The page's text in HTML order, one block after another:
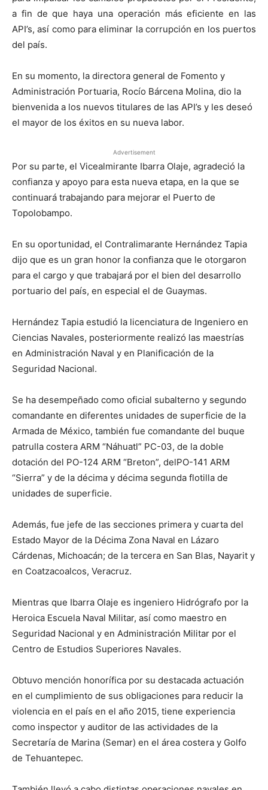
a fin de que haya una operación más eficiente en las
API’s, así como para eliminar la corrupción en los puertos
del país.
En su momento, la directora general de Fomento y
Administración Portuaria, Rocío Bárcena Molina, dio la
bienvenida a los nuevos titulares de las API’s y les deseó
el mayor de los éxitos en su nueva labor.
Advertisement
Por su parte, el Vicealmirante Ibarra Olaje, agradeció la
confianza y apoyo para esta nueva etapa, en la que se
continuará trabajando para mejorar el Puerto de
Topolobampo.
En su oportunidad, el Contralimarante Hernández Tapia
dijo que es un gran honor la confianza que le otorgaron
para el cargo y que trabajará por el bien del desarrollo
portuario del país, en especial el de Guaymas.
Hernández Tapia estudió la licenciatura de Ingeniero en
Ciencias Navales, posteriormente realizó las maestrías
en Administración Naval y en Planificación de la
Seguridad Nacional.
Se ha desempeñado como oficial subalterno y segundo
comandante en diferentes unidades de superficie de la
Armada de México, también fue comandante del buque
patrulla costera ARM “Náhuatl” PC-03, de la doble
dotación del PO-124 ARM “Breton”, delPO-141 ARM
“Sierra” y de la décima y décima segunda flotilla de
unidades de superficie.
Además, fue jefe de las secciones primera y cuarta del
Estado Mayor de la Décima Zona Naval en Lázaro
Cárdenas, Michoacán; de la tercera en San Blas, Nayarit y
en Coatzacoalcos, Veracruz.
Mientras que Ibarra Olaje es ingeniero Hidrógrafo por la
Heroica Escuela Naval Militar, así como maestro en
Seguridad Nacional y en Administración Militar por el
Centro de Estudios Superiores Navales.
Obtuvo mención honorífica por su destacada actuación
en el cumplimiento de sus obligaciones para reducir la
violencia en el país en el año 2015, tiene experiencia
como inspector y auditor de las actividades de la
Secretaría de Marina (Semar) en el área costera y Golfo
de Tehuantepec.